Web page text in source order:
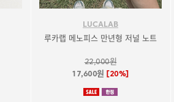
LUCALAB
루카랩 메노피스 만년형 저널 노트
22,000원
17,600원 [20%]